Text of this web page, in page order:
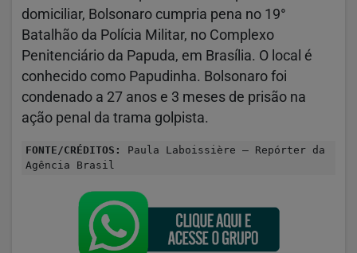
domiciliar, Bolsonaro cumpria pena no 19°
Batalhão da Polícia Militar, no Complexo
Penitenciário da Papuda, em Brasília. O local é
conhecido como Papudinha. Bolsonaro foi
condenado a 27 anos e 3 meses de prisão na
ação penal da trama golpista.
FONTE/CRÉDITOS:
Paula Laboissière – Repórter da
Agência Brasil